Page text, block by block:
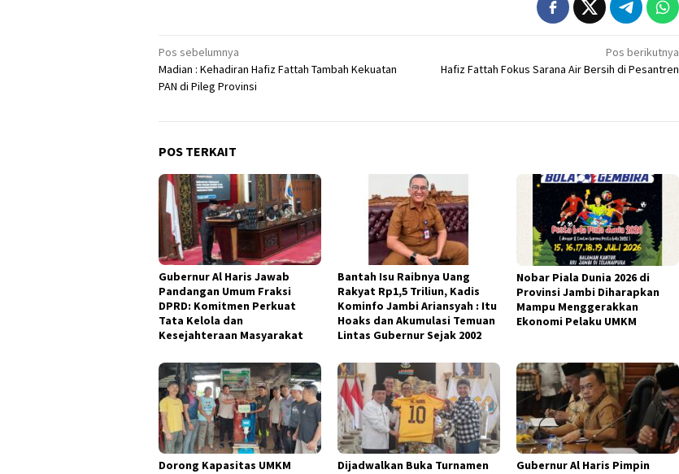
Navigasi
pos
Pos sebelumnya
Madian : Kehadiran Hafiz Fattah Tambah Kekuatan
PAN di Pileg Provinsi
Pos berikutnya
Hafiz Fattah Fokus Sarana Air Bersih di Pesantren
POS TERKAIT
Gubernur Al Haris Jawab
Pandangan Umum Fraksi
DPRD: Komitmen Perkuat
Tata Kelola dan
Kesejahteraan Masyarakat
Bantah Isu Raibnya Uang
Rakyat Rp1,5 Triliun, Kadis
Kominfo Jambi Ariansyah : Itu
Hoaks dan Akumulasi Temuan
Lintas Gubernur Sejak 2002
Nobar Piala Dunia 2026 di
Provinsi Jambi Diharapkan
Mampu Menggerakkan
Ekonomi Pelaku UMKM
Dorong Kapasitas UMKM
Dijadwalkan Buka Turnamen
Gubernur Al Haris Pimpin